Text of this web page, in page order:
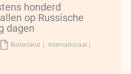
honderd
op Russische
dagen
Buitenland
Internationaal